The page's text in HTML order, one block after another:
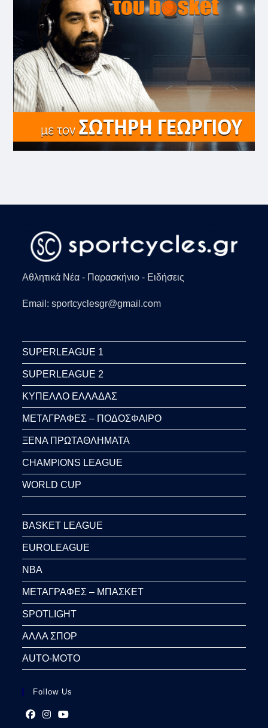
Αθλητικά Νέα - Παρασκήνιο - Ειδήσεις
Email: sportcyclesgr@gmail.com
SUPERLEAGUE 1
SUPERLEAGUE 2
ΚΥΠΕΛΛΟ ΕΛΛΑΔΑΣ
ΜΕΤΑΓΡΑΦΕΣ – ΠΟΔΟΣΦΑΙΡΟ
ΞΕΝΑ ΠΡΩΤΑΘΛΗΜΑΤΑ
CHAMPIONS LEAGUE
WORLD CUP
BASKET LEAGUE
EUROLEAGUE
NBA
ΜΕΤΑΓΡΑΦΕΣ – ΜΠΑΣΚΕΤ
SPOTLIGHT
ΑΛΛΑ ΣΠΟΡ
AUTO-MOTO
Follow Us